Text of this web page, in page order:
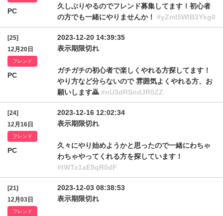
PC
久しぶりやるのでフレンド募集してます！初心者
の方でも一緒にやりませんか！ #yZml5WlB3Ykg0
[25]
12月20日
フレンド
PC
2023-12-20 14:39:35
表示期限切れ
ガチガチの初心者で楽しくやれる方探してます！
やり方など分らないので 雰囲気よくやれる方、お
願いします🙇 #nU3dRSndJR0ZZ
[24]
12月16日
フレンド
PC
2023-12-16 12:02:34
表示期限切れ
久々にやり始めようかと思ったので一緒にわちゃ
わちゃやってくれる方を探しています！
#tWTc1aE9qR0dF
[21]
12月03日
フレンド
2023-12-03 08:38:53
表示期限切れ